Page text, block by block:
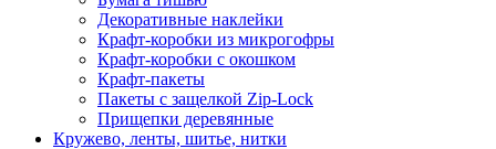
Декоративные наклейки
Крафт-коробки из микрогофры
Крафт-коробки с окошком
Крафт-пакеты
Пакеты с защелкой Zip-Lock
Прищепки деревянные
Кружево, ленты, шитье, нитки